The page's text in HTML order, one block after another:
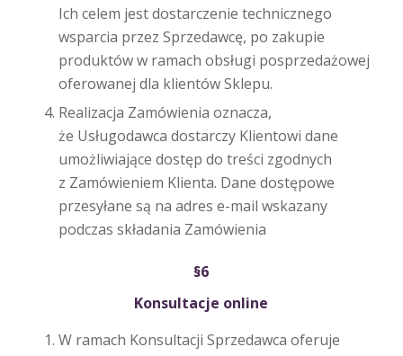
Ich celem jest dostarczenie technicznego
wsparcia przez Sprzedawcę, po zakupie
produktów w ramach obsługi posprzedażowej
oferowanej dla klientów Sklepu.
Realizacja Zamówienia oznacza,
że Usługodawca dostarczy Klientowi dane
umożliwiające dostęp do treści zgodnych
z Zamówieniem Klienta. Dane dostępowe
przesyłane są na adres e-mail wskazany
podczas składania Zamówienia
§6
Konsultacje online
W ramach Konsultacji Sprzedawca oferuje